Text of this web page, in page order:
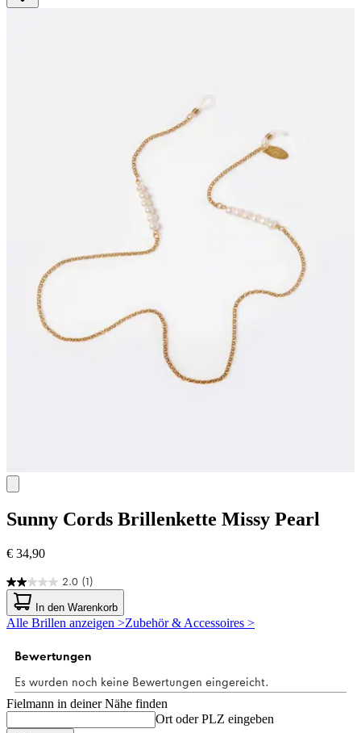
2
Sunny Cords Brillenkette Missy Pearl
€ 34,90
2.0 (1)
2.0
von
5
Sternen.
Bewertung
In den Warenkorb
Alle Brillen anzeigen >Zubehör & Accessoires >
Fielmann in deiner Nähe finden
Ort oder PLZ eingeben